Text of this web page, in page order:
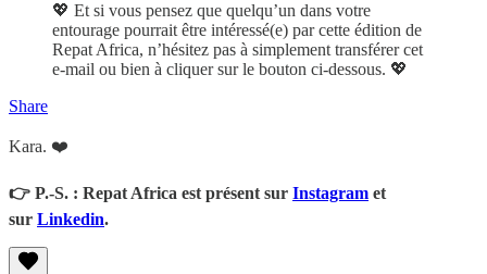
💖 Et si vous pensez que quelqu’un dans votre
entourage pourrait être intéressé(e) par cette édition de
Repat Africa, n’hésitez pas à simplement transférer cet
e-mail ou bien à cliquer sur le bouton ci-dessous. 💖
Share
Kara. ❤️
👉 P.-S. : Repat Africa est présent sur Instagram et
sur Linkedin.